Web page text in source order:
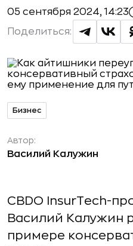
05 сентября 2024, 14:23
Поделиться:
Бизнес
Автор:
Василий Калужин
CBDO InsurTech-
Василий Калужин
примере